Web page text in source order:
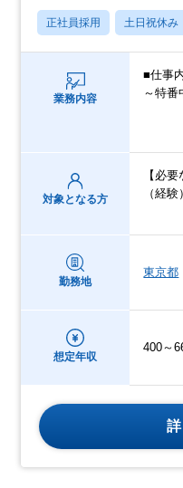
正社員採用 土日祝休み
業務内容
■仕事
～特番
対象となる方
【必
（経験）
勤務地
東京都
想定年収
400～